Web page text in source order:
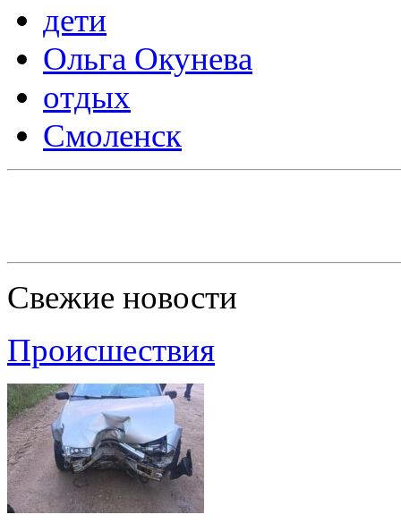
дети
Ольга Окунева
отдых
Смоленск
Свежие новости
Происшествия